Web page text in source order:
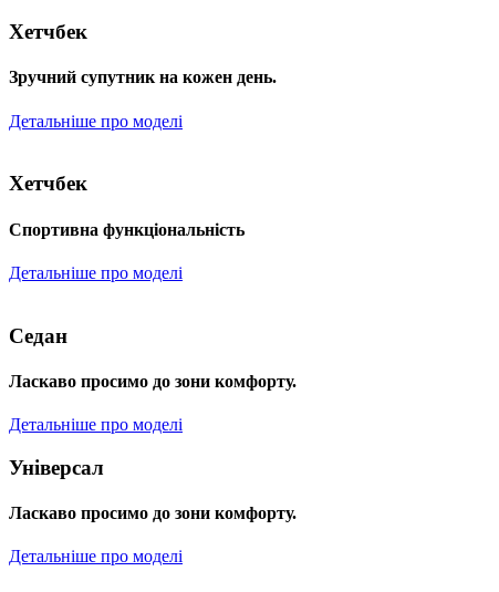
Хетчбек
Зручний супутник на кожен день.
Детальніше про моделі
Хетчбек
Спортивна функціональність
Детальніше про моделі
Седан
Ласкаво просимо до зони комфорту.
Детальніше про моделі
Універсал
Ласкаво просимо до зони комфорту.
Детальніше про моделі